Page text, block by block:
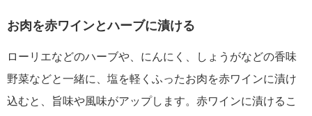
お肉を赤ワインとハーブに漬ける
ローリエなどのハーブや、にんにく、しょうがなどの香味
野菜などと一緒に、塩を軽くふったお肉を赤ワインに漬け
込むと、旨味や風味がアップします。赤ワインに漬けるこ